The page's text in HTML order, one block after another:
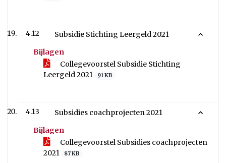
4.12
Subsidie Stichting Leergeld 2021
Bijlagen
Collegevoorstel Subsidie Stichting
Leergeld 2021
91 KB
4.13
Subsidies coachprojecten 2021
Bijlagen
Collegevoorstel Subsidies coachprojecten
2021
87 KB